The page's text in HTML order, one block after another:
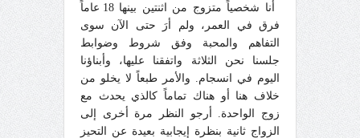
أنا شخصياً متزوج من اثنتين بينها 18 عاماً
فرق في العمر، ولم أرَ حتى الآن سوى
التفاهم والمحبة وفق شروط وضوابط
جلسنا نحن الثلاثة واتفقنا عليها، وأبناؤنا
اليوم في انسجام. والأمر طبعاً لا يخلو من
خلاف هنا أو هناك تماماً كالذي يحدث مع
زوج الواحدة. أرجو النظر مرة أخرى إلى
الزواج ثانية بنظرة إيجابية بعيدة عن التحيز